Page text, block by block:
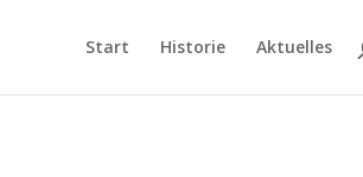
Start Historie Aktuelles